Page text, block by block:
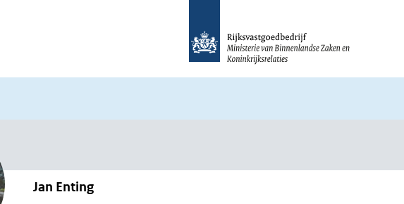
Jan Enting